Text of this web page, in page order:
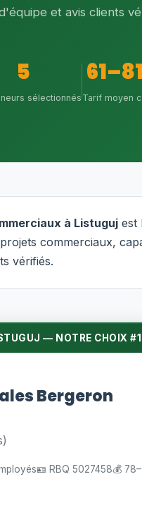
et avis clients
5
sélectionnés Tarif moyen
à Listuguj est
commerciaux,
vérifiés.
— NOTRE CHOIX #1
Bergeron
🪪 RBQ 5027458💰